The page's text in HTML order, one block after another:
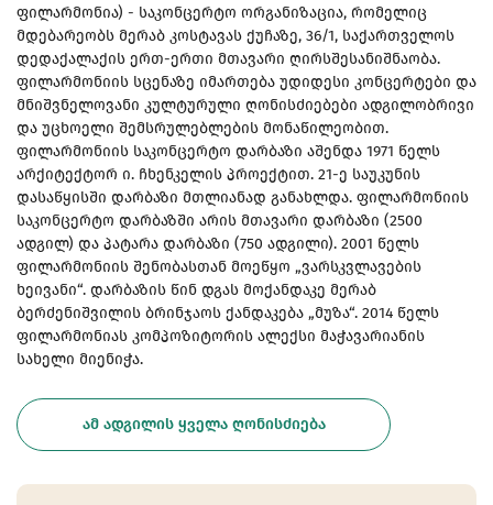
ფილარმონია) - საკონცერტო ორგანიზაცია, რომელიც
მდებარეობს მერაბ კოსტავას ქუჩაზე, 36/1, საქართველოს
დედაქალაქის ერთ-ერთი მთავარი ღირსშესანიშნაობა.
ფილარმონიის სცენაზე იმართება უდიდესი კონცერტები და
მნიშვნელოვანი კულტურული ღონისძიებები ადგილობრივი
და უცხოელი შემსრულებლების მონაწილეობით.
ფილარმონიის საკონცერტო დარბაზი აშენდა 1971 წელს
არქიტექტორ ი. ჩხენკელის პროექტით. 21-ე საუკუნის
დასაწყისში დარბაზი მთლიანად განახლდა. ფილარმონიის
საკონცერტო დარბაზში არის მთავარი დარბაზი (2500
ადგილ) და პატარა დარბაზი (750 ადგილი). 2001 წელს
ფილარმონიის შენობასთან მოეწყო „ვარსკვლავების
ხეივანი“. დარბაზის წინ დგას მოქანდაკე მერაბ
ბერძენიშვილის ბრინჯაოს ქანდაკება „მუზა“. 2014 წელს
ფილარმონიას კომპოზიტორის ალექსი მაჭავარიანის
სახელი მიენიჭა.
ᲐᲛ ᲐᲓᲒᲘᲚᲘᲡ ᲧᲕᲔᲚᲐ ᲦᲝᲜᲘᲡᲫᲘᲔᲑᲐ